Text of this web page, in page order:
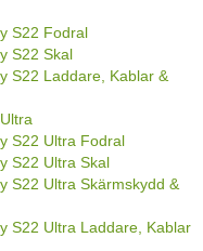
S22 Fodral
S22 Skal
S22 Laddare, Kablar &
S22 Ultra Fodral
S22 Ultra Skal
S22 Ultra Skärmskydd &
S22 Ultra Laddare, Kablar